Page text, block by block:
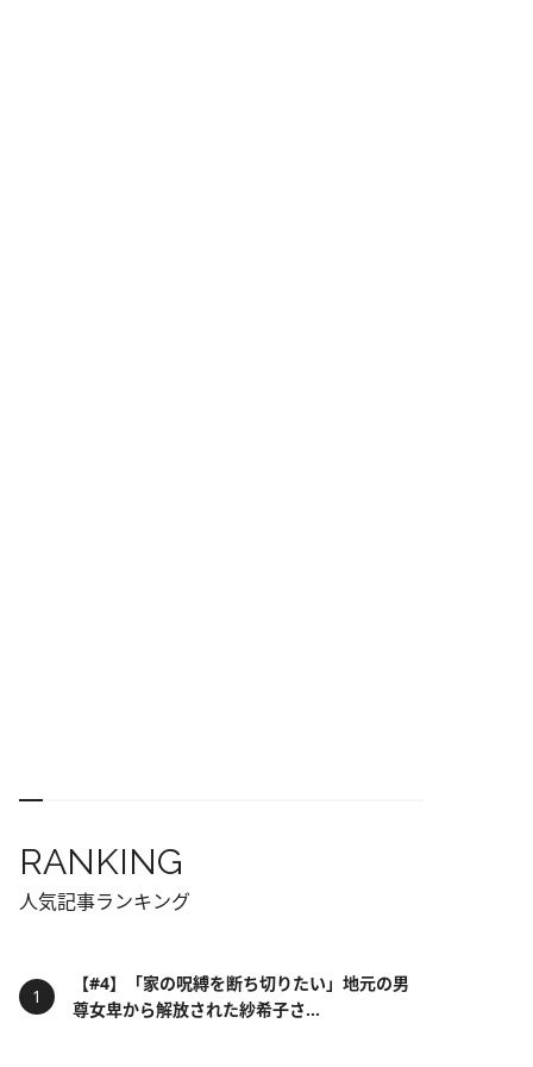
RANKING
人気記事ランキング
【#4】「家の呪縛を断ち切りたい」地元の男
尊女卑から解放された紗希子さ...